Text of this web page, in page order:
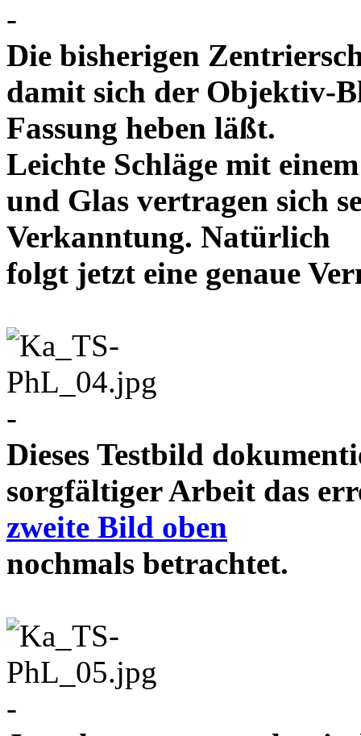
-
Die bisherigen
damit sich der Objektiv-
Fassung heben läßt.
Leichte Schläge mit
und Glas vertragen sich
Verkanntung. Natürlich
folgt jetzt eine genaue
-
Dieses Testbild
sorgfältiger Arbeit das
zweite Bild oben
nochmals
-